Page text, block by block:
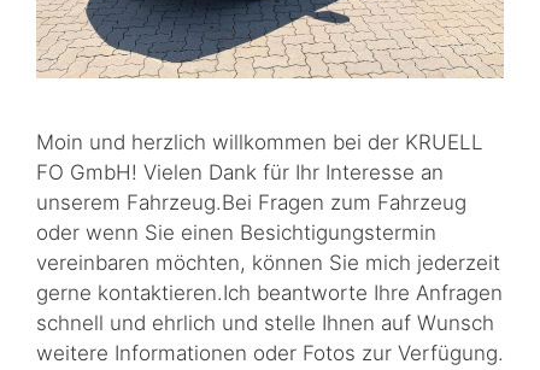
Moin und herzlich willkommen bei der KRUELL
FO GmbH! Vielen Dank für Ihr Interesse an
unserem Fahrzeug.Bei Fragen zum Fahrzeug
oder wenn Sie einen Besichtigungstermin
vereinbaren möchten, können Sie mich jederzeit
gerne kontaktieren.Ich beantworte Ihre Anfragen
schnell und ehrlich und stelle Ihnen auf Wunsch
weitere Informationen oder Fotos zur Verfügung.